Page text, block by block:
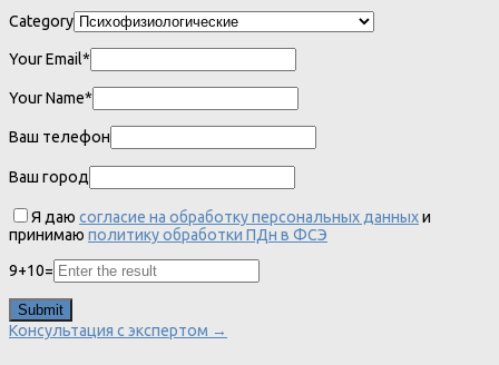
Category
Your Email*
Your Name*
Ваш телефон
Ваш город
Я даю согласие на обработку персональных данныхи
принимаю политику обработки ПДн в ФСЭ
9+10=
Консультация с экспертом →